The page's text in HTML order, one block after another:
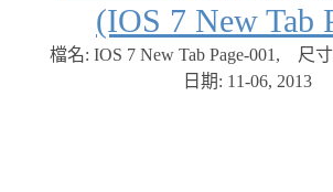
(IOS 7 New Tab
檔名: IOS 7 New Tab Page-001 , 尺
日期: 11-06, 2013